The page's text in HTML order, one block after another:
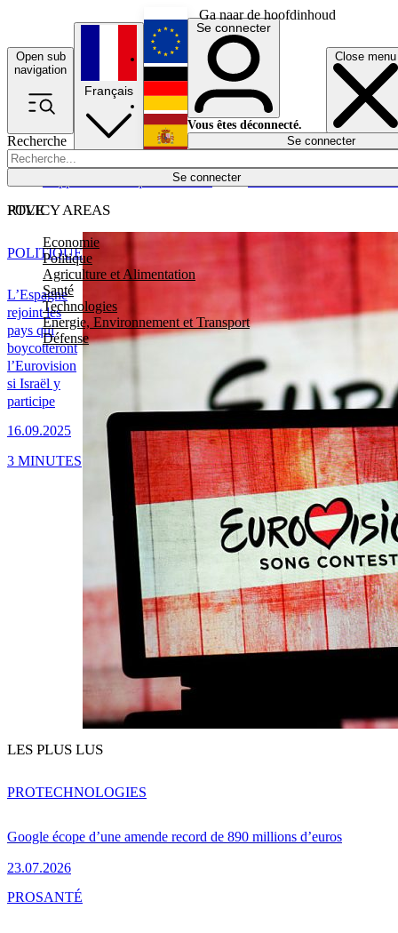
Ga naar de hoofdinhoud
Open sub
navigation
Close menu
Recherche
Se connecter
POLICY AREAS
Economie
Politique
Agriculture et Alimentation
Santé
Technologies
Energie, Environnement et Transport
Défense
Économie
Français
English
Deutsch
Español
Se connecter
Vous êtes déconnecté.
Se connecter
RTVE
L’Espagne
rejoint les
pays qui
boycotteront
l’Eurovision
si Israël y
participe
16.09.2025
POLITIQUE
3 MINUTES
LES PLUS LUS
Google écope d’une amende record de 890 millions d’euros
23.07.2026
PROTECHNOLOGIES
PROSANTÉ